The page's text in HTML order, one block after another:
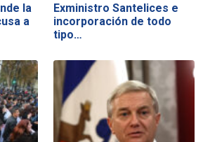
la
a
Exministro Santelices e
incorporación de todo
tipo…